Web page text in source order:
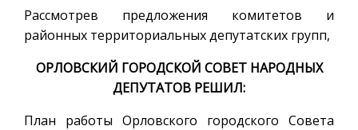
Рассмотрев предложения комитетов и
районных территориальных депутатских групп,
ОРЛОВСКИЙ ГОРОДСКОЙ СОВЕТ НАРОДНЫХ
ДЕПУТАТОВ РЕШИЛ:
План работы Орловского городского Совета